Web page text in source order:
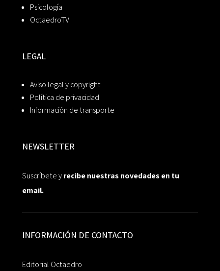
Psicología
OctaedroTV
LEGAL
Aviso legal y copyright
Política de privacidad
Información de transporte
NEWSLETTER
Suscríbete yrecibe nuestras novedades en tu
email.
INFORMACIÓN DE CONTACTO
Editorial Octaedro